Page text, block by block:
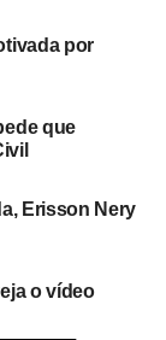
por
que
Erisson Nery
o vídeo